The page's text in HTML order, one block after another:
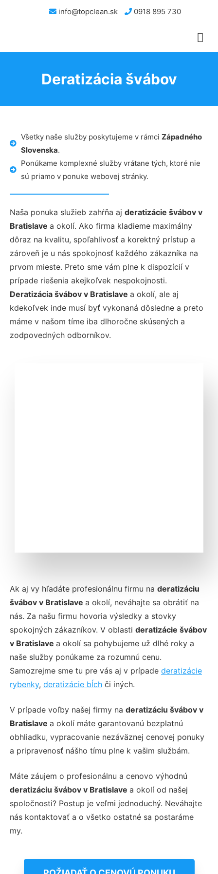
info@topclean.sk 0918 895 730
Deratizácia švábov
Všetky naše služby poskytujeme v rámci Západného
Slovenska.
Ponúkame komplexné služby vrátane tých, ktoré nie
sú priamo v ponuke webovej stránky.
Naša ponuka služieb zahŕňa aj deratizácie švábov v
Bratislave a okolí. Ako firma kladieme maximálny
dôraz na kvalitu, spoľahlivosť a korektný prístup a
zároveň je u nás spokojnosť každého zákazníka na
prvom mieste. Preto sme vám plne k dispozícií v
prípade riešenia akejkoľvek nespokojnosti.
Deratizácia švábov v Bratislave a okolí, ale aj
kdekoľvek inde musí byť vykonaná dôsledne a preto
máme v našom tíme iba dlhoročne skúsených a
zodpovedných odborníkov.
Ak aj vy hľadáte profesionálnu firmu na deratizáciu
švábov v Bratislave a okolí, neváhajte sa obrátiť na
nás. Za našu firmu hovoria výsledky a stovky
spokojných zákazníkov. V oblasti deratizácie švábov
v Bratislave a okolí sa pohybujeme už dlhé roky a
naše služby ponúkame za rozumnú cenu.
Samozrejme sme tu pre vás aj v prípade deratizácie
rybenky, deratizácie bĺch či iných.
V prípade voľby našej firmy na deratizáciu švábov v
Bratislave a okolí máte garantovanú bezplatnú
obhliadku, vypracovanie nezáväznej cenovej ponuky
a pripravenosť nášho tímu plne k vašim službám.
Máte záujem o profesionálnu a cenovo výhodnú
deratizáciu švábov v Bratislave a okolí od našej
spoločnosti? Postup je veľmi jednoduchý. Neváhajte
nás kontaktovať a o všetko ostatné sa postaráme
my.